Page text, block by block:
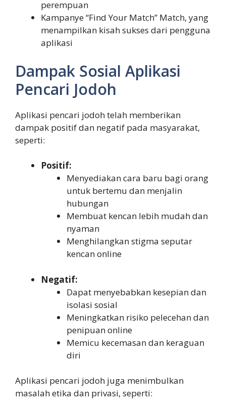
perempuan
Kampanye “Find Your Match” Match, yang
menampilkan kisah sukses dari pengguna
aplikasi
Dampak Sosial Aplikasi
Pencari Jodoh
Aplikasi pencari jodoh telah memberikan
dampak positif dan negatif pada masyarakat,
seperti:
Positif:
Menyediakan cara baru bagi orang
untuk bertemu dan menjalin
hubungan
Membuat kencan lebih mudah dan
nyaman
Menghilangkan stigma seputar
kencan online
Negatif:
Dapat menyebabkan kesepian dan
isolasi sosial
Meningkatkan risiko pelecehan dan
penipuan online
Memicu kecemasan dan keraguan
diri
Aplikasi pencari jodoh juga menimbulkan
masalah etika dan privasi, seperti: